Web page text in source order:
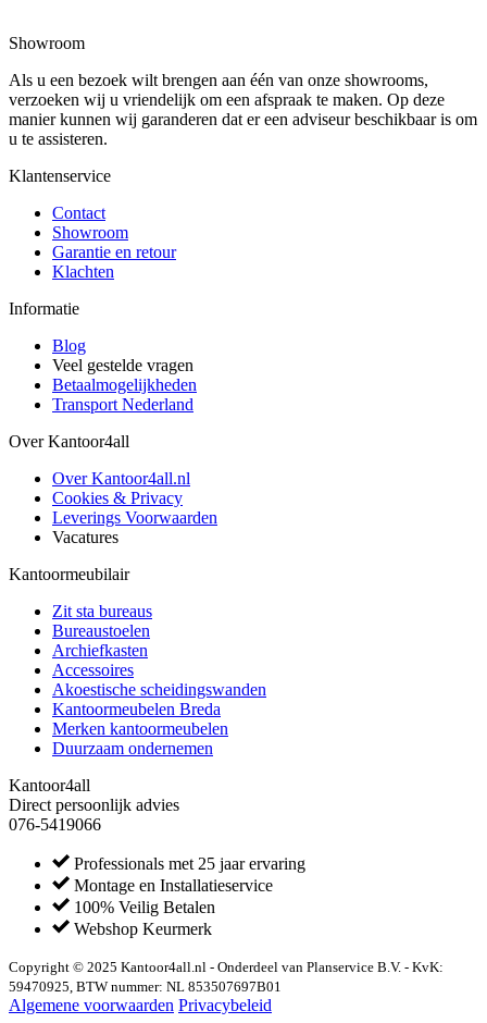
Showroom
Als u een bezoek wilt brengen aan één van onze showrooms,
verzoeken wij u vriendelijk om een afspraak te maken. Op deze
manier kunnen wij garanderen dat er een adviseur beschikbaar is om
u te assisteren.
Klantenservice
Contact
Showroom
Garantie en retour
Klachten
Informatie
Blog
Veel gestelde vragen
Betaalmogelijkheden
Transport Nederland
Over Kantoor4all
Over Kantoor4all.nl
Cookies & Privacy
Leverings Voorwaarden
Vacatures
Kantoormeubilair
Zit sta bureaus
Bureaustoelen
Archiefkasten
Accessoires
Akoestische scheidingswanden
Kantoormeubelen Breda
Merken kantoormeubelen
Duurzaam ondernemen
Kantoor4all
Direct persoonlijk advies
076-5419066
Professionals met 25 jaar ervaring
Montage en Installatieservice
100% Veilig Betalen
Webshop Keurmerk
Copyright © 2025 Kantoor4all.nl - Onderdeel van Planservice B.V. - KvK:
59470925, BTW nummer: NL 853507697B01
Algemene voorwaarden Privacybeleid